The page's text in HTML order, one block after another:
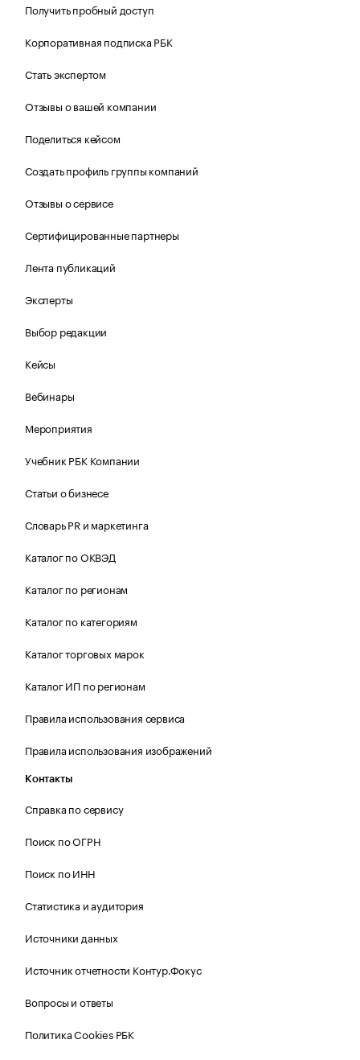
Получить пробный доступ
Корпоративная подписка РБК
Стать экспертом
Отзывы о вашей компании
Поделиться кейсом
Создать профиль группы компаний
Отзывы о сервисе
Сертифицированные партнеры
Лента публикаций
Эксперты
Выбор редакции
Кейсы
Вебинары
Мероприятия
Учебник РБК Компании
Статьи о бизнесе
Словарь PR и маркетинга
Каталог по ОКВЭД
Каталог по регионам
Каталог по категориям
Каталог торговых марок
Каталог ИП по регионам
Правила использования сервиса
Правила использования изображений
Контакты
Справка по сервису
Поиск по ОГРН
Поиск по ИНН
Статистика и аудитория
Источники данных
Источник отчетности Контур.Фокус
Вопросы и ответы
Политика Cookies РБК